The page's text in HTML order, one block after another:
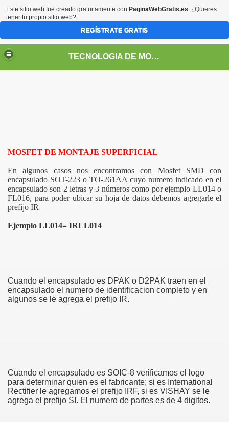
TECNOLOGIA DE MONTAJE SUPERFICIAL
MOSFET DE MONTAJE SUPERFICIAL
En algunos casos nos encontramos con Mosfet SMD con
encapsulado SOT-223 o TO-261AA cuyo numero indicado en el
encapsulado son 2 letras y 3 números como por ejemplo LL014 o
FL016, para poder ubicar su hoja de datos debemos agregarle el
prefijo IR
Ejemplo LL014= IRLL014
Cuando el encapsulado es DPAK o D2PAK traen en el
encapsulado el numero de identificacion completo y en
algunos se le agrega el prefijo IR.
Cuando el encapsulado es SOIC-8 verificamos el logo
para determinar quien es el fabricante; si es International
Rectifier le agregamos el prefijo IRF, si es VISHAY se le
agrega el prefijo SI. El numero de partes es de 4 digitos.
PROCESOS SMT
EN PROCESOS SMT
SMD
SUPERFICIAL
A LA HUMEDAD
Este sitio web fue creado gratuitamente con PaginaWebGratis.es. ¿Quieres
tener tu propio sitio web?
REGÍSTRATE GRATIS